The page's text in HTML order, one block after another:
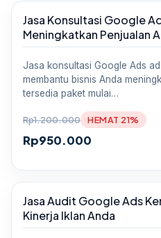
Sale
Jasa Konsultasi Google
Meningkatkan Penjualan
Jasa konsultasi Google Ads
membantu bisnis Anda
tersedia paket mulai…
Rp1.200.000
Rp950.000
HEMAT 21%
Sale
Jasa Audit Google Ads
Kinerja Iklan Anda